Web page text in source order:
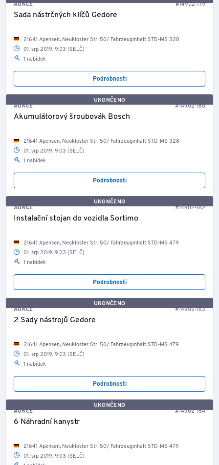
AUKCE
#14902-179
Sada nástrčných klíčů Gedore
21641 Apensen, Neukloster Str. 50/ Fahrzeuginhalt STD-MS 328
01. srp 2019, 9:03 (SELČ)
1 nabídek
Podrobnosti
UKONČENO
AUKCE
#14902-180
Akumulátorový šroubovák Bosch
21641 Apensen, Neukloster Str. 50/ Fahrzeuginhalt STD-MS 328
01. srp 2019, 9:03 (SELČ)
1 nabídek
Podrobnosti
UKONČENO
AUKCE
#14902-182
Instalační stojan do vozidla Sortimo
21641 Apensen, Neukloster Str. 50/ Fahrzeuginhalt STD-MS 479
01. srp 2019, 9:03 (SELČ)
1 nabídek
Podrobnosti
UKONČENO
AUKCE
#14902-183
2 Sady nástrojů Gedore
21641 Apensen, Neukloster Str. 50/ Fahrzeuginhalt STD-MS 479
01. srp 2019, 9:03 (SELČ)
1 nabídek
Podrobnosti
UKONČENO
AUKCE
#14902-184
6 Náhradní kanystr
21641 Apensen, Neukloster Str. 50/ Fahrzeuginhalt STD-MS 479
01. srp 2019, 9:03 (SELČ)